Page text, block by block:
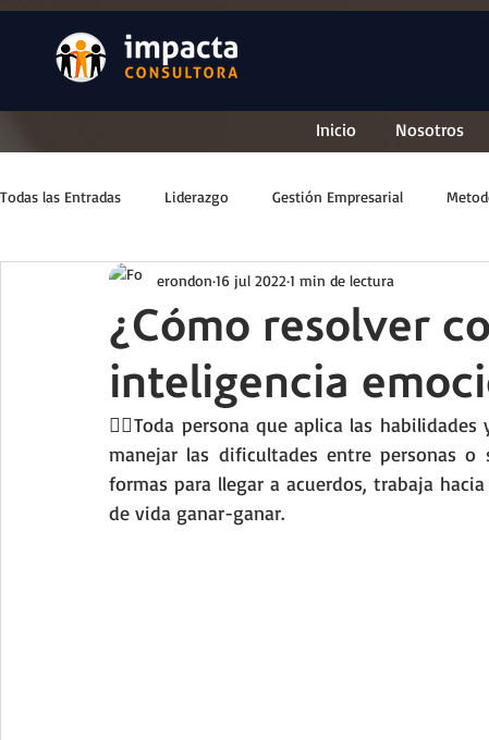
Inicio Nosotros
Todas las Entradas Liderazgo Gestión Empresarial
¿Cómo resolver
inteligencia
erondon 16 jul 2022 1 min de lectura
💁‍♀️Toda persona que aplica las
manejar las dificultades entre personas o
formas para llegar a acuerdos, trabaja hacia
de vida ganar-ganar.